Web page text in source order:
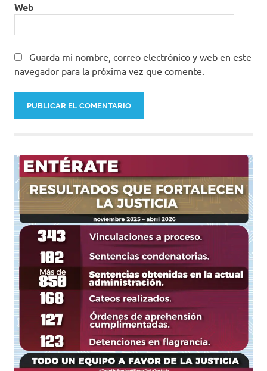
Web
Guarda mi nombre, correo electrónico y web en este
navegador para la próxima vez que comente.